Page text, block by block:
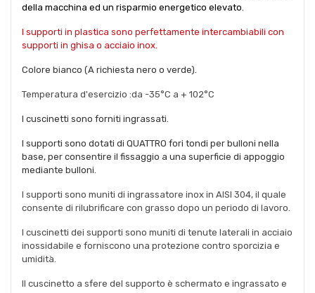
della macchina ed un risparmio energetico elevato.
I supporti in plastica sono perfettamente intercambiabili con
supporti in ghisa o acciaio inox.
Colore bianco (A richiesta nero o verde).
Temperatura d'esercizio :da -35°C a + 102°C
I cuscinetti sono forniti ingrassati.
I supporti sono dotati di QUATTRO fori tondi per bulloni nella
base, per consentire il fissaggio a una superficie di appoggio
mediante bulloni.
I supporti sono muniti di ingrassatore inox in AISI 304, il quale
consente di rilubrificare con grasso dopo un periodo di lavoro.
I cuscinetti dei supporti sono muniti di tenute laterali in acciaio
inossidabile e forniscono una protezione contro sporcizia e
umidità.
Il cuscinetto a sfere del supporto è schermato e ingrassato e